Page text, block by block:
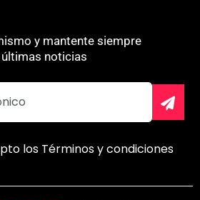
y mantente siempre
noticias
los Términos y condiciones